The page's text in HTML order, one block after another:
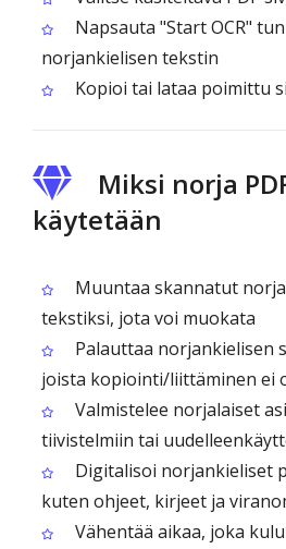
Napsauta "Start OCR"
norjankielisen tekstin
Kopioi tai lataa poimittu
Miksi norja
käytetään
Muuntaa skannatut
tekstiksi, jota voi muokata
Palauttaa norjankielisen
joista kopiointi/liittäminen ei
Valmistelee norjalaiset
tiivistelmiin tai
Digitalisoi norjankieliset
kuten ohjeet, kirjeet ja
Vähentää aikaa, joka